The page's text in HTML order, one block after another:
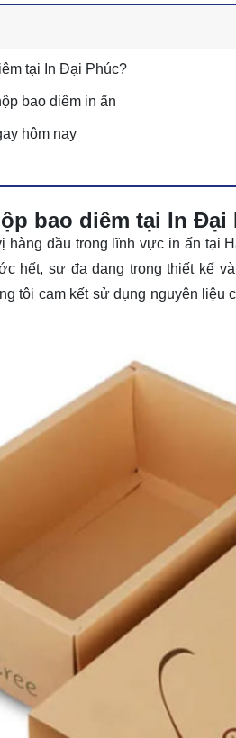
tại In Đại Phúc?
bao diêm in ấn
hôm nay
bao diêm tại In Đại
hàng đầu trong lĩnh vực in ấn tại
hết, sự đa dạng trong thiết kế
tôi cam kết sử dụng nguyên liệu